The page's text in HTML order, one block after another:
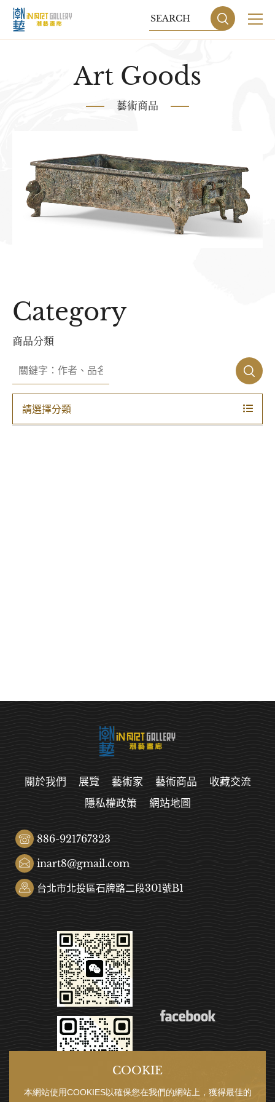
COOKIE
本網站使用COOKIES以確保您在我們的網站上，獲得最佳的
收藏交流
網站地圖 隱私權政策
Art Goods
藝術商品
Category
商品分類
請選擇分類
關於我們 展覽 藝術家 藝術商品
收藏交流
隱私權政策
網站地圖
886-921767323
inart8@gmail.com
台北市北投區石牌路二段301號B1